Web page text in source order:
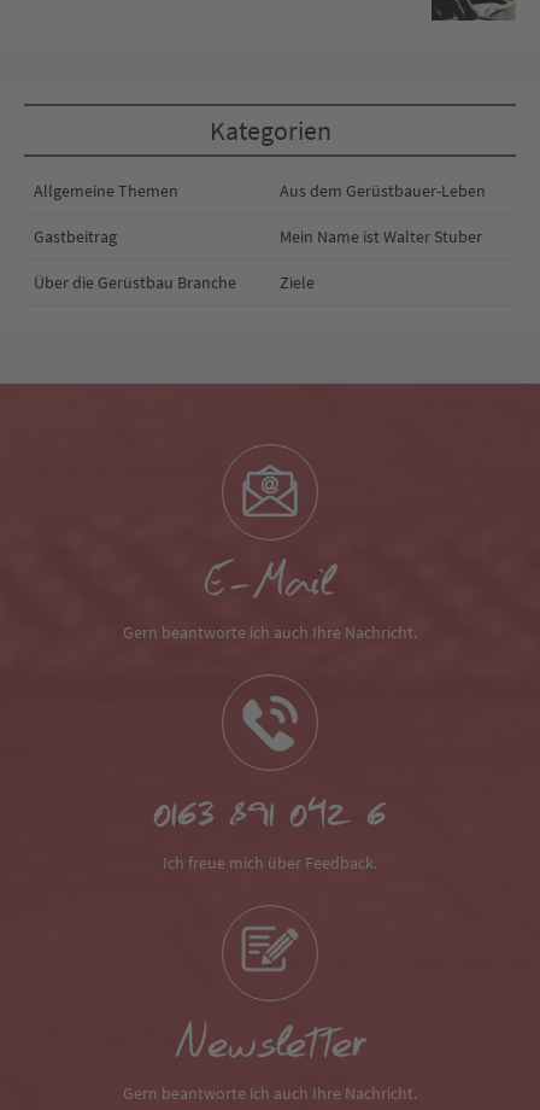
Kategorien
Allgemeine Themen Aus dem Gerüstbauer-Leben
Gastbeitrag Mein Name ist Walter Stuber
Über die Gerüstbau Branche Ziele
E-Mail
Gern beantworte ich auch Ihre Nachricht.
0163 891 042 6
Ich freue mich über Feedback.
Newsletter
Gern beantworte ich auch Ihre Nachricht.